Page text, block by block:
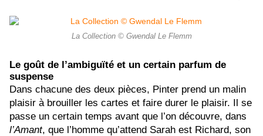
La Collection © Gwendal Le Flemm
Le goût de l’ambiguïté et un certain parfum de
suspense
Dans chacune des deux pièces, Pinter prend un malin
plaisir à brouiller les cartes et faire durer le plaisir. Il se
passe un certain temps avant que l’on découvre, dans
l’Amant, que l’homme qu’attend Sarah est Richard, son